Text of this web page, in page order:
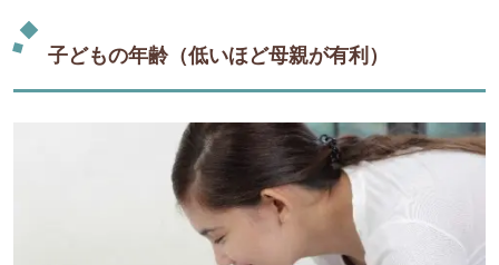
子どもの年齢（低いほど母親が有利）